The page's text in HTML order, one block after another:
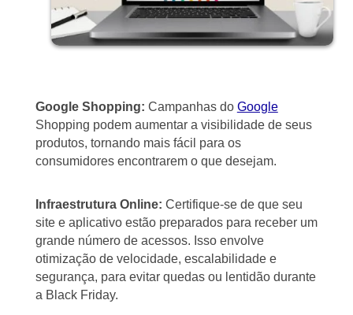
Google Shopping: Campanhas do Google
Shopping podem aumentar a visibilidade de seus
produtos, tornando mais fácil para os
consumidores encontrarem o que desejam.
Infraestrutura Online: Certifique-se de que seu
site e aplicativo estão preparados para receber um
grande número de acessos. Isso envolve
otimização de velocidade, escalabilidade e
segurança, para evitar quedas ou lentidão durante
a Black Friday.